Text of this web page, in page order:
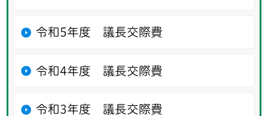
令和5年度 議長交際費
令和4年度 議長交際費
令和3年度 議長交際費